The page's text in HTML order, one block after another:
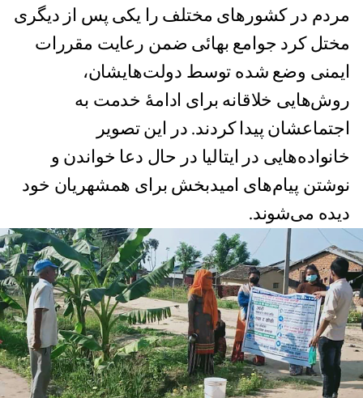
مردم در کشورهای مختلف را یکی پس از دیگری
مختل کرد جوامع بهائی ضمن رعایت مقررات
ایمنی وضع شده توسط دولت‌هایشان،
روش‌هایی خلاقانه برای ادامۀ خدمت به
اجتماعشان پیدا کردند. در این تصویر
خانواده‌هایی در ایتالیا در حال دعا خواندن و
نوشتن پیام‌های امیدبخش برای همشهریان خود
دیده می‌شوند.